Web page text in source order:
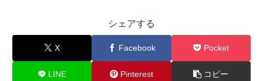
シェアする
X Facebook Pocket
LINE Pinterest コピー